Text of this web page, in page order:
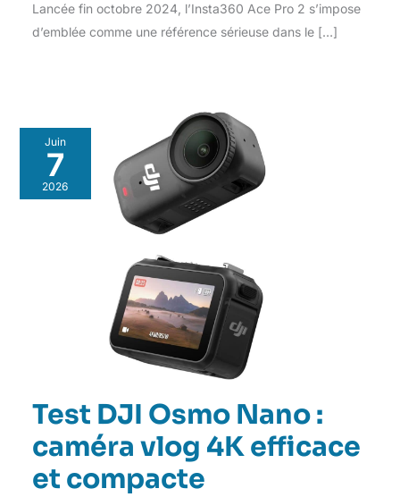
Lancée fin octobre 2024, l’Insta360 Ace Pro 2 s’impose
d’emblée comme une référence sérieuse dans le […]
Juin
7
2026
Test DJI Osmo Nano :
caméra vlog 4K efficace
et compacte